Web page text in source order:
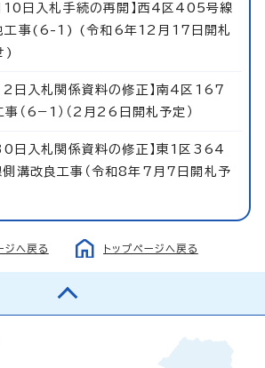
10日入札手続の再開】西4区405号線
工事(6-1) (令和6年12月17日開札
)
日入札関係資料の修正】南4区167
（6−1）（2月26日開札予定）
日入札関係資料の修正】東1区364
溝改良工事（令和8年7月7日開札予
ジへ戻る トップページへ戻る